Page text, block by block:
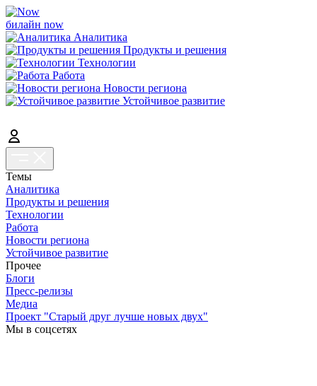
билайн now
Аналитика
Продукты и решения
Технологии
Работа
Новости региона
Устойчивое развитие
Темы
Аналитика
Продукты и решения
Технологии
Работа
Новости региона
Устойчивое развитие
Прочее
Блоги
Пресс-релизы
Медиа
Проект "Старый друг лучше новых двух"
Мы в соцсетях